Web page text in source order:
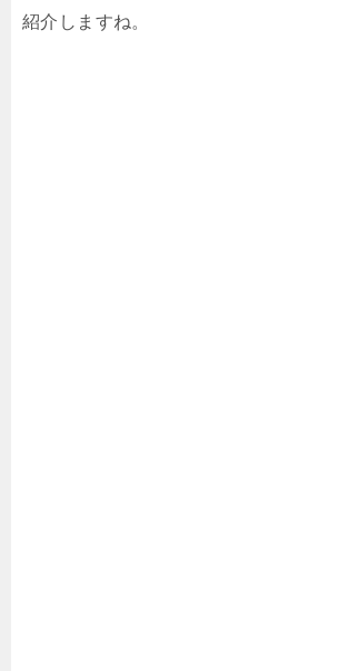
紹介しますね。